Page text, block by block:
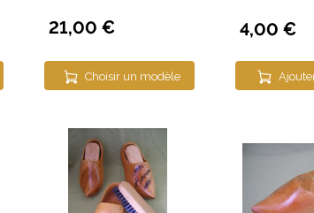
21,00 €
Choisir un modèle
4,00 €